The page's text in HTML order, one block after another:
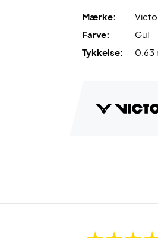
Mærke:
Farve:
Gul
Tykkelse:
0,63